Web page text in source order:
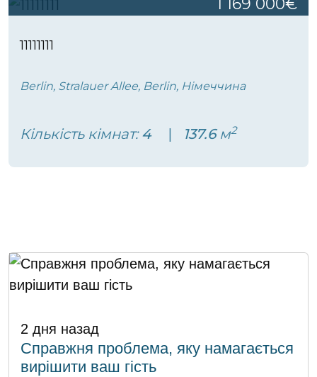
11111111
Berlin, Stralauer Allee, Berlin, Німеччина
Кількість кімнат:4 137.6м2
2 дня назад
Справжня проблема, яку намагається
вирішити ваш гість